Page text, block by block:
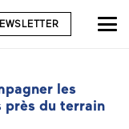
les
près du terrain